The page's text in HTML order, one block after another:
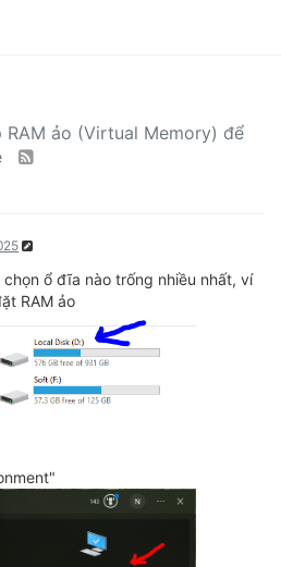
ảo (Virtual Memory) để
ổ đĩa nào trống nhiều nhất, ví
RAM ảo